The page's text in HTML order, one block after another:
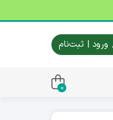
ورود | ثبت‌نام
0